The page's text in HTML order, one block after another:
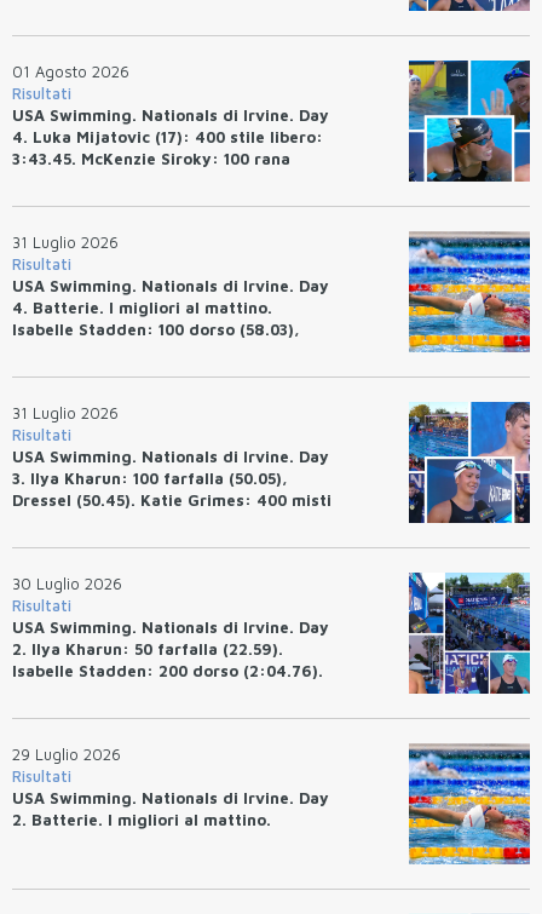
01 Agosto 2026
Risultati
USA Swimming. Nationals di Irvine. Day
4. Luka Mijatovic (17): 400 stile libero:
3:43.45. McKenzie Siroky: 100 rana
Avakov: 100 rana (58.87).
31 Luglio 2026
Risultati
USA Swimming. Nationals di Irvine. Day
4. Batterie. I migliori al mattino.
Isabelle Stadden: 100 dorso (58.03),
tempo.
31 Luglio 2026
Risultati
USA Swimming. Nationals di Irvine. Day
3. Ilya Kharun: 100 farfalla (50.05),
Dressel (50.45). Katie Grimes: 400 misti
Bottazzo terza nei 50 rana (30.51)
30 Luglio 2026
Risultati
USA Swimming. Nationals di Irvine. Day
2. Ilya Kharun: 50 farfalla (22.59).
Isabelle Stadden: 200 dorso (2:04.76).
29 Luglio 2026
Risultati
USA Swimming. Nationals di Irvine. Day
2. Batterie. I migliori al mattino.